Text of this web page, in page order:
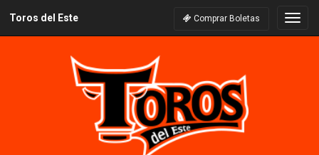
Toros del Este Comprar Boletas